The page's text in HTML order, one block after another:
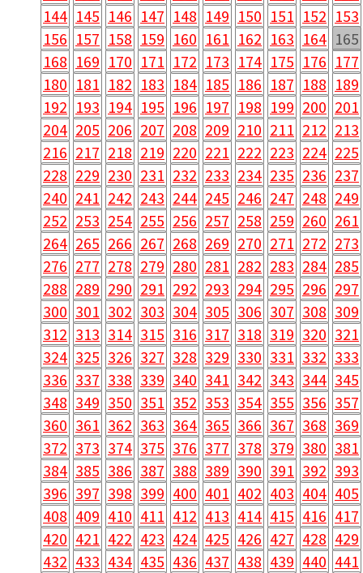
144 145 146 147 148 149 150 151 152 153
156 157 158 159 160 161 162 163 164 165
168 169 170 171 172 173 174 175 176 177
180 181 182 183 184 185 186 187 188 189
192 193 194 195 196 197 198 199 200 201
204 205 206 207 208 209 210 211 212 213
216 217 218 219 220 221 222 223 224 225
228 229 230 231 232 233 234 235 236 237
240 241 242 243 244 245 246 247 248 249
252 253 254 255 256 257 258 259 260 261
264 265 266 267 268 269 270 271 272 273
276 277 278 279 280 281 282 283 284 285
288 289 290 291 292 293 294 295 296 297
300 301 302 303 304 305 306 307 308 309
312 313 314 315 316 317 318 319 320 321
324 325 326 327 328 329 330 331 332 333
336 337 338 339 340 341 342 343 344 345
348 349 350 351 352 353 354 355 356 357
360 361 362 363 364 365 366 367 368 369
372 373 374 375 376 377 378 379 380 381
384 385 386 387 388 389 390 391 392 393
396 397 398 399 400 401 402 403 404 405
408 409 410 411 412 413 414 415 416 417
420 421 422 423 424 425 426 427 428 429
432 433 434 435 436 437 438 439 440 441